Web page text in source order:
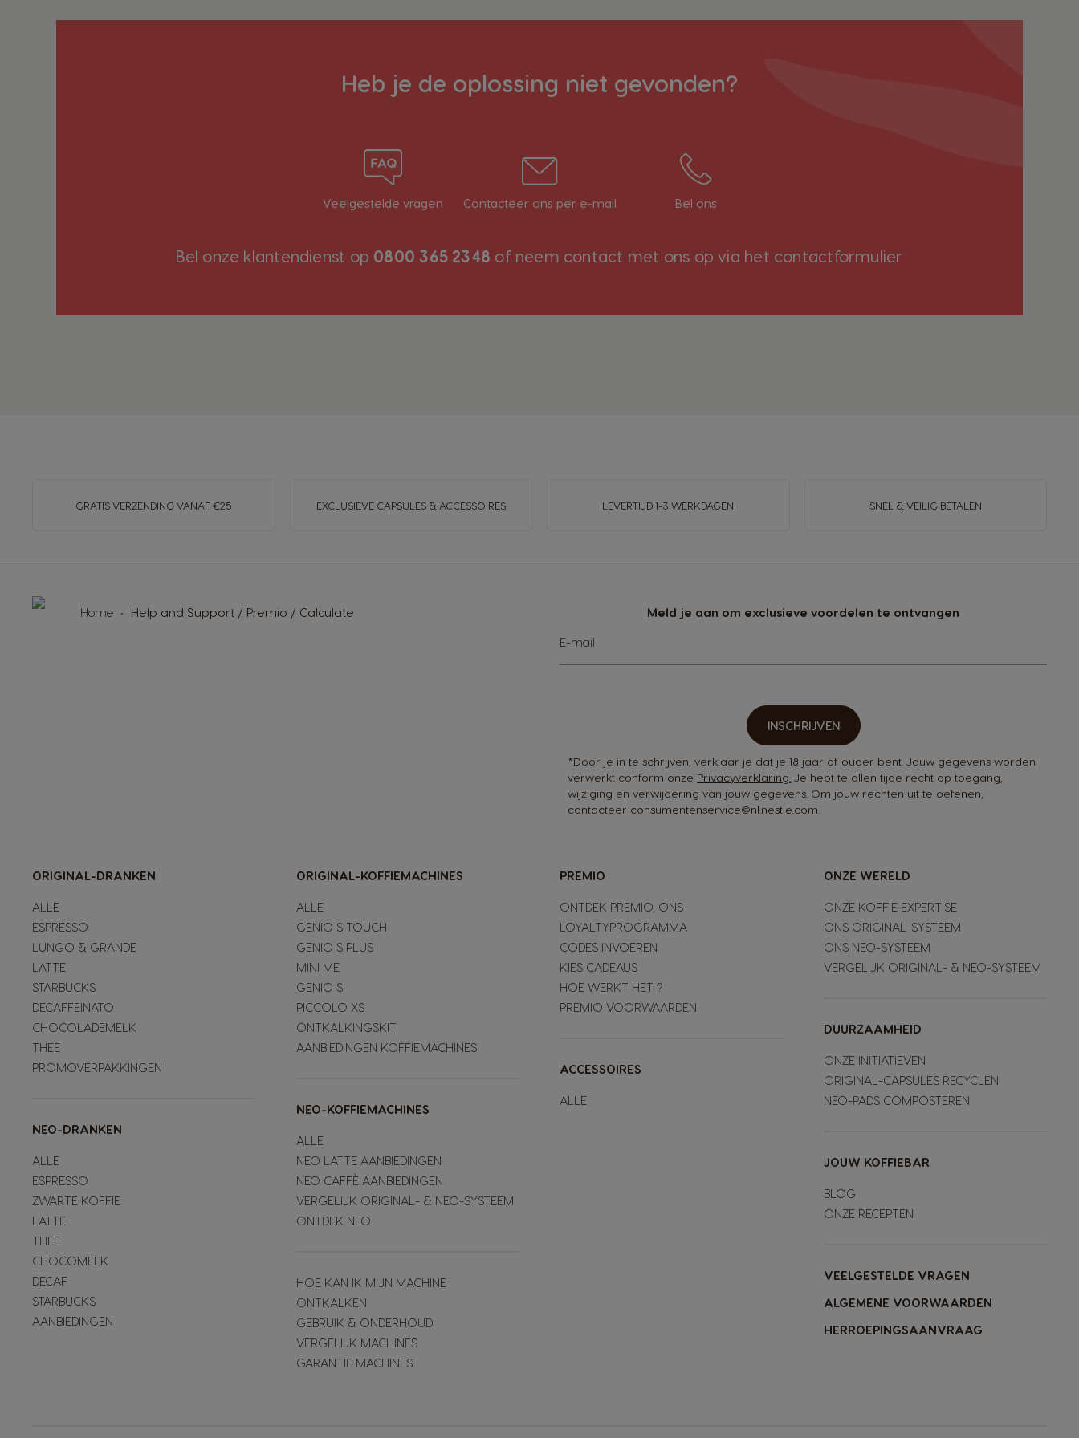
Heb je de oplossing niet gevonden?
Veelgestelde vragen Contacteer ons per e-mail Bel ons
Bel onze klantendienst op 0800 365 2348 of neem contact met ons op via het contactformulier
GRATIS VERZENDING VANAF €25 EXCLUSIEVE CAPSULES & ACCESSOIRES LEVERTIJD 1-3 WERKDAGEN SNEL & VEILIG BETALEN
Home Help and Support / Premio / Calculate Meld je aan om exclusieve voordelen te ontvangen
Abonneer
u
op
E-mail
INSCHRIJVEN
*Door je in te schrijven, verklaar je dat je 18 jaar of ouder bent. Jouw gegevens worden
verwerkt conform onze Privacyverklaring. Je hebt te allen tijde recht op toegang,
wijziging en verwijdering van jouw gegevens. Om jouw rechten uit te oefenen,
contacteer consumentenservice@nl.nestle.com.
ORIGINAL-DRANKEN
ALLE
ESPRESSO
LUNGO & GRANDE
LATTE
STARBUCKS
DECAFFEINATO
CHOCOLADEMELK
THEE
PROMOVERPAKKINGEN
NEO-DRANKEN
ALLE
ESPRESSO
ZWARTE KOFFIE
LATTE
THEE
CHOCOMELK
DECAF
STARBUCKS
AANBIEDINGEN
ORIGINAL-KOFFIEMACHINES
ALLE
GENIO S TOUCH
GENIO S PLUS
MINI ME
GENIO S
PICCOLO XS
ONTKALKINGSKIT
AANBIEDINGEN KOFFIEMACHINES
NEO-KOFFIEMACHINES
ALLE
NEO LATTE AANBIEDINGEN
NEO CAFFÈ AANBIEDINGEN
VERGELIJK ORIGINAL- & NEO-SYSTEEM
ONTDEK NEO
HOE KAN IK MIJN MACHINE
ONTKALKEN
GEBRUIK & ONDERHOUD
VERGELIJK MACHINES
GARANTIE MACHINES
PREMIO
ONTDEK PREMIO, ONS
LOYALTYPROGRAMMA
CODES INVOEREN
KIES CADEAUS
HOE WERKT HET ?
PREMIO VOORWAARDEN
ACCESSOIRES
ALLE
ONZE WERELD
ONZE KOFFIE EXPERTISE
ONS ORIGINAL-SYSTEEM
ONS NEO-SYSTEEM
VERGELIJK ORIGINAL- & NEO-SYSTEEM
DUURZAAMHEID
ONZE INITIATIEVEN
ORIGINAL-CAPSULES RECYCLEN
NEO-PADS COMPOSTEREN
JOUW KOFFIEBAR
BLOG
ONZE RECEPTEN
VEELGESTELDE VRAGEN
ALGEMENE VOORWAARDEN
HERROEPINGSAANVRAAG